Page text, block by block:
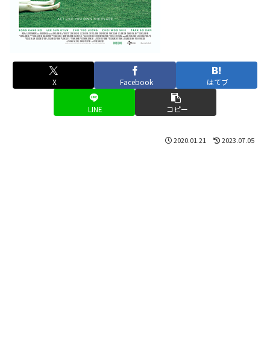
X Facebook はてブ
LINE コピー
2020.01.21 2023.07.05